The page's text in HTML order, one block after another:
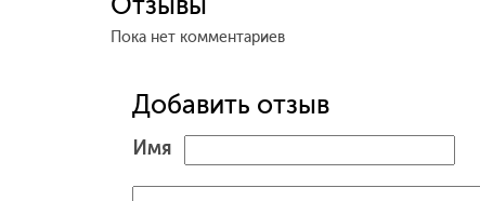
Пока нет комментариев
Добавить отзыв
Имя